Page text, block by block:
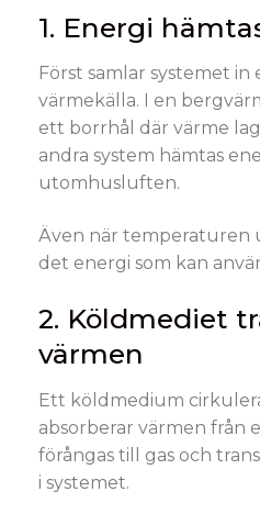
1. Energi
Först samlar systemet
värmekälla. I en
ett borrhål där värme
andra system hämtas
utomhusluften.
Även när temperaturen
det energi som kan
2. Köldmediet
värmen
Ett köldmedium
absorberar värmen från
förångas till gas och
i systemet.